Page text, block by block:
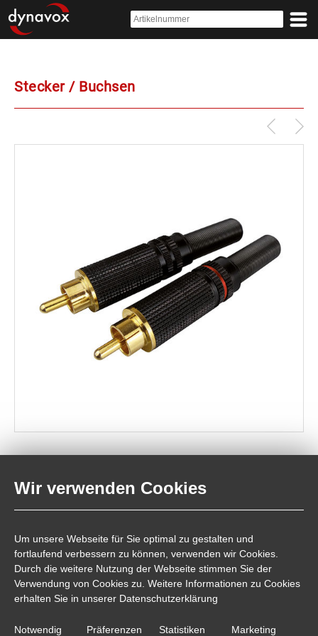
Wir verwenden Cookies
Um unsere Webseite für Sie optimal zu gestalten und
fortlaufend verbessern zu können, verwenden wir Cookies.
Durch die weitere Nutzung der Webseite stimmen Sie der
Verwendung von Cookies zu. Weitere Informationen zu Cookies
erhalten Sie in unserer Datenschutzerklärung
Notwendig Präferenzen Statistiken Marketing
Stecker / Buchsen
Cinchsteckerset mit vergoldeten Kontakten und Knickschutz
Maß ohne Knickschutz:
ca. 50 x 14 mm
Für Kabel bis:
Ø 8 mm
Farbe:
schwarz